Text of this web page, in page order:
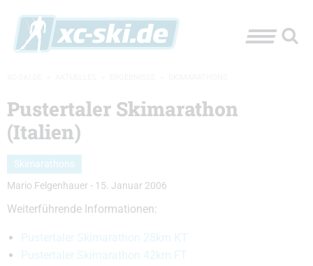
Pustertaler Skimarathon
(Italien)
Skimarathons
Mario Felgenhauer - 15. Januar 2006
Weiterführende Informationen:
Pustertaler Skimarathon 28km KT
Pustertaler Skimarathon 42km FT